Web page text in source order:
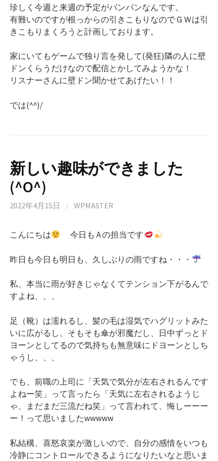
珍しく今週と来週の予定がパンパンなんです。
有難いのですが根っからの引きこもりなのでＧＷは引
きこもりまくろうと計画しております。
家にいてもゲームで独り言を発して(発狂)隣の人に壁
ドンくらうだけなので配信とかしてみようかな！
リスナーさんに壁ドン聞かせてあげたい！！
では(^^)/
新しい趣味ができました
(^O^)
2022年4月15日 / WPMASTER
こんにちは 今日も A の担当です
昨日も今日も明日も、久しぶりの雨ですね・・・
私、本当に雨が好きじゃなくてテンション下がるんで
すよね、、、
足（靴）は濡れるし、髪の毛は湿気でハグリットみた
いに広がるし、そもそも傘が邪魔だし、日中ずっとド
ヨーンとしてるので気持ちも無意味にドヨーンとしち
ゃうし、、、
でも、前職の上司に「天気で気分が左右されるんです
よねー笑」って言ったら「天気に左右されるようじ
ゃ、まだまだ三流だね笑」って言われて、悔しーーー
ー！って思いましたwwwww
私結構、喜怒哀楽が激しいので、自分の感情をいつも
冷静にコントロールできるようになりたいなと思いま